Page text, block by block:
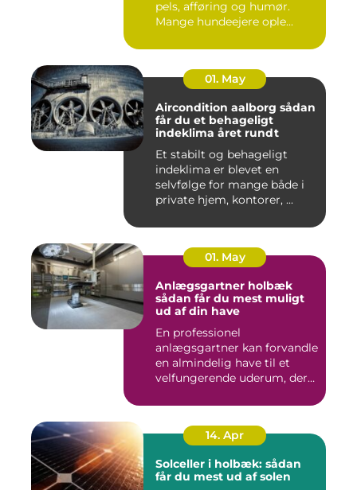
pels, afføring og humør.
Mange hundeejere ople...
01. May
Aircondition aalborg sådan
får du et behageligt
indeklima året rundt
Et stabilt og behageligt
indeklima er blevet en
selvfølge for mange både i
private hjem, kontorer, ...
01. May
Anlægsgartner holbæk
sådan får du mest muligt
ud af din have
En professionel
anlægsgartner kan forvandle
en almindelig have til et
velfungerende uderum, der
14. Apr
Solceller i holbæk: sådan
får du mest ud af solen